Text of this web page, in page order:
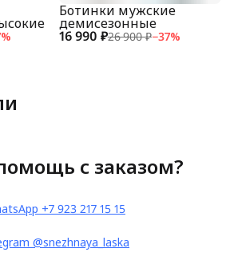
% 16 990 ₽26 900 ₽−37%
Ботинки мужские
демисезонные
с заказом?
+7 923 217 15 15
@snezhnaya_laska